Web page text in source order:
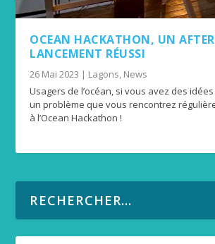
OCEAN HACKATHON, UN
LANCEMENT RÉUSSI
26 Mai 2023 | Lagons, News
Usagers de l’océan, si vous avez des
un problème que vous rencontrez
à l’Ocean Hackathon !